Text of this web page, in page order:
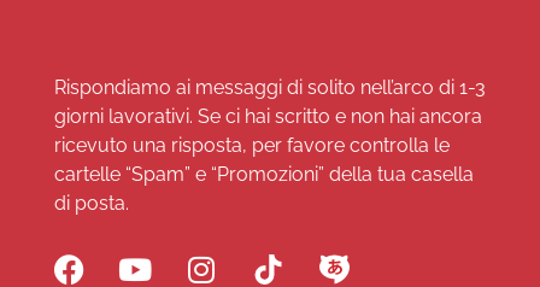
Rispondiamo ai messaggi di solito nell’arco di 1-3
giorni lavorativi. Se ci hai scritto e non hai ancora
ricevuto una risposta, per favore controlla le
cartelle “Spam” e “Promozioni” della tua casella
di posta.